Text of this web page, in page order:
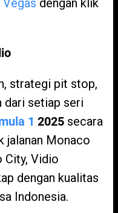
dengan klik
strategi pit stop,
dari setiap seri
1 2025 secara
jalanan Monaco
City, Vidio
dengan kualitas
Indonesia.